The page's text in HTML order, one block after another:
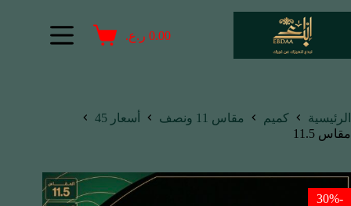
0.00 ر.ع.
الرئيسية كميم مقاس 11 ونصف
أسعار 45
مقاس 11.5
-30%